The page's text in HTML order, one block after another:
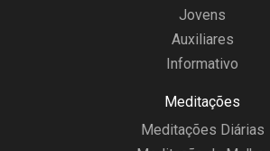
Jovens
Auxiliares
Informativo
Meditações
Meditações Diárias